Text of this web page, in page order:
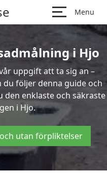
Menu
i Hjo
uppgift att ta sig an –
följer denna guide och
enklaste och säkraste
i Hjo.
utan förpliktelser